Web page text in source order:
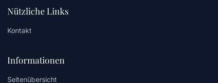
Nützliche Links
Kontakt
Informationen
Seitenübersicht